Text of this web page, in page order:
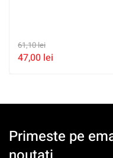
61,10lei
47,00 lei
Primeste pe